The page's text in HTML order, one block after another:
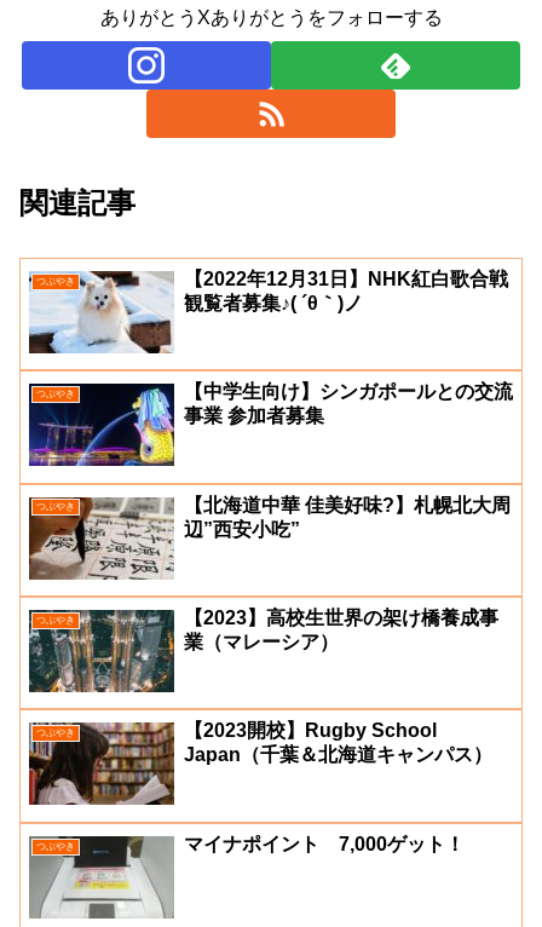
ありがとうXありがとうをフォローする
関連記事
つぶやき
【2022年12月31日】NHK紅白歌合戦
観覧者募集♪( ´θ｀)ノ
つぶやき
【中学生向け】シンガポールとの交流
事業 参加者募集
つぶやき
【北海道中華 佳美好味?】札幌北大周
辺”西安小吃”
つぶやき
【2023】高校生世界の架け橋養成事
業（マレーシア）
つぶやき
【2023開校】Rugby School
Japan（千葉＆北海道キャンパス）
つぶやき マイナポイント 7,000ゲット！